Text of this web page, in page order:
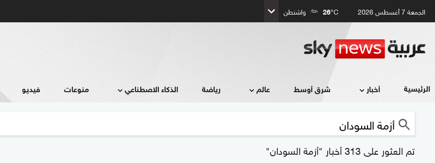
الجمعة 7 أغسطس 2026 26°C واشنطن
الرئيسية أخبار شرق أوسط عالم رياضة الذكاء الاصطناعي منوعات فيديو
تم العثور على 313 أخبار "أزمة السودان"